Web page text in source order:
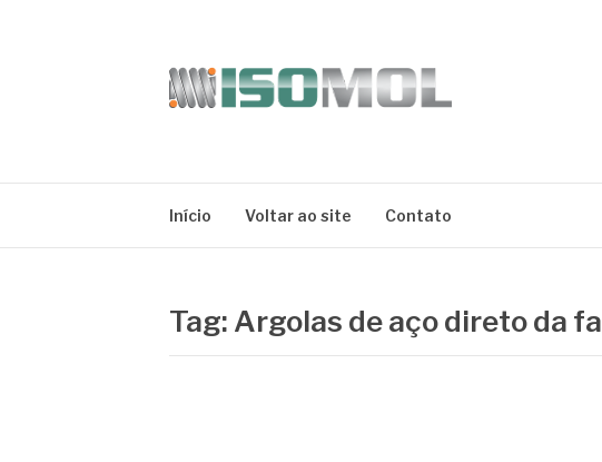
Início Voltar ao site Contato
Tag: Argolas de aço direto da